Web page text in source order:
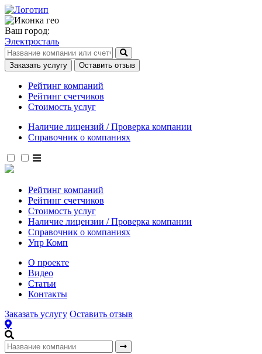
Ваш город:
Электросталь
Заказать услугу Оставить отзыв
Рейтинг компаний
Рейтинг счетчиков
Стоимость услуг
Наличие лицензий / Проверка компании
Справочник о компаниях
Рейтинг компаний
Рейтинг счетчиков
Стоимость услуг
Наличие лицензии / Проверка компании
Справочник о компаниях
Упр Комп
О проекте
Видео
Статьи
Контакты
Заказать услугу Оставить отзыв